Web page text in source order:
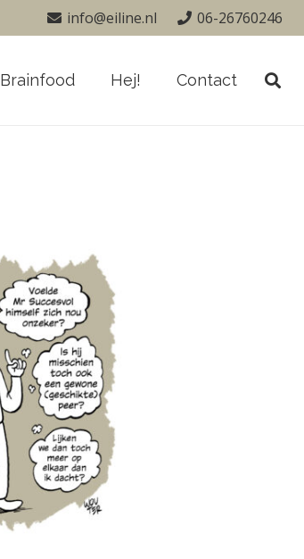
info@eiline.nl 06-26760246
Brainfood Hej! Contact